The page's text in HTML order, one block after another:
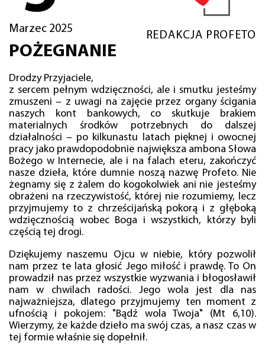
Marzec 2025
REDAKCJA PROFETO
POŻEGNANIE
Drodzy Przyjaciele,
z sercem pełnym wdzięczności, ale i smutku jesteśmy
zmuszeni – z uwagi na zajęcie przez organy ścigania
naszych kont bankowych, co skutkuje brakiem
materialnych środków potrzebnych do dalszej
działalności – po kilkunastu latach pięknej i owocnej
pracy jako prawdopodobnie największa ambona Słowa
Bożego w Internecie, ale i na falach eteru, zakończyć
nasze dzieła, które dumnie noszą nazwę Profeto. Nie
żegnamy się z żalem do kogokolwiek ani nie jesteśmy
obrażeni na rzeczywistość, której nie rozumiemy, lecz
przyjmujemy to z chrześcijańską pokorą i z głęboką
wdzięcznością wobec Boga i wszystkich, którzy byli
częścią tej drogi.
Dziękujemy naszemu Ojcu w niebie, który pozwolił
nam przez te lata głosić Jego miłość i prawdę. To On
prowadził nas przez wszystkie wyzwania i błogosławił
nam w chwilach radości. Jego wola jest dla nas
najważniejsza, dlatego przyjmujemy ten moment z
ufnością i pokojem: "Bądź wola Twoja" (Mt 6,10).
Wierzymy, że każde dzieło ma swój czas, a nasz czas w
tej formie właśnie się dopełnił.